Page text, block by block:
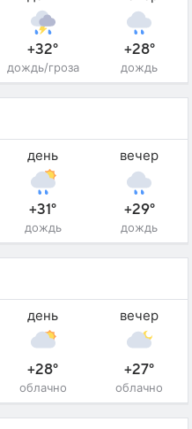
+32°
дождь/гроза
+28°
дождь
день
+31°
дождь
вечер
+29°
дождь
день
+28°
облачно
вечер
+27°
облачно